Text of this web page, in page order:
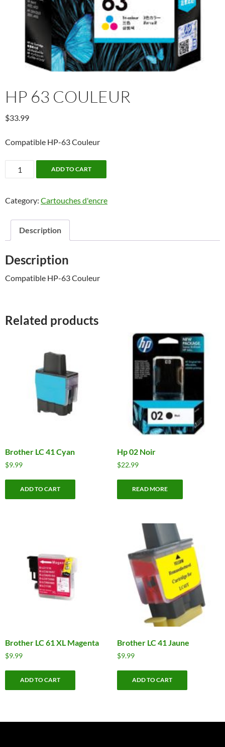
HP 63 COULEUR
$33.99
Compatible HP-63 Couleur
63
quantity
ADD TO CART
Category: Cartouches d'encre
Description
Description
Compatible HP-63 Couleur
Related products
Brother LC 41 Cyan
$9.99
ADD TO CART
Hp 02 Noir
$22.99
READ MORE
Brother LC 61 XL Magenta
$9.99
ADD TO CART
Brother LC 41 Jaune
$9.99
ADD TO CART